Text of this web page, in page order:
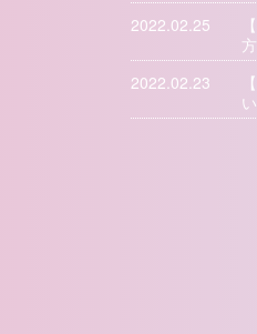
2022.02.25
2022.02.23